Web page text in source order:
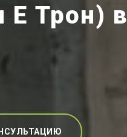
Е Трон) в